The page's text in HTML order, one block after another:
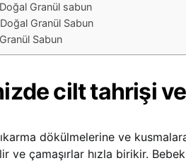
Granül sabun
Granül Sabun
Sabun
cilt tahrişi
dökülmelerine ve
ve çamaşırlar hızla birikir.